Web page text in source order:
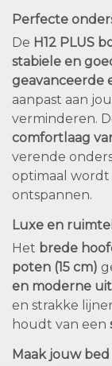
Perfecte
De H12 PLUS
stabiele en
geavanceerde
aanpast aan
verminderen.
comfortlaag
verende
optimaal
ontspannen.
Luxe en
Het brede
poten (15 cm)
en moderne
en strakke
houdt van een
Maak jouw